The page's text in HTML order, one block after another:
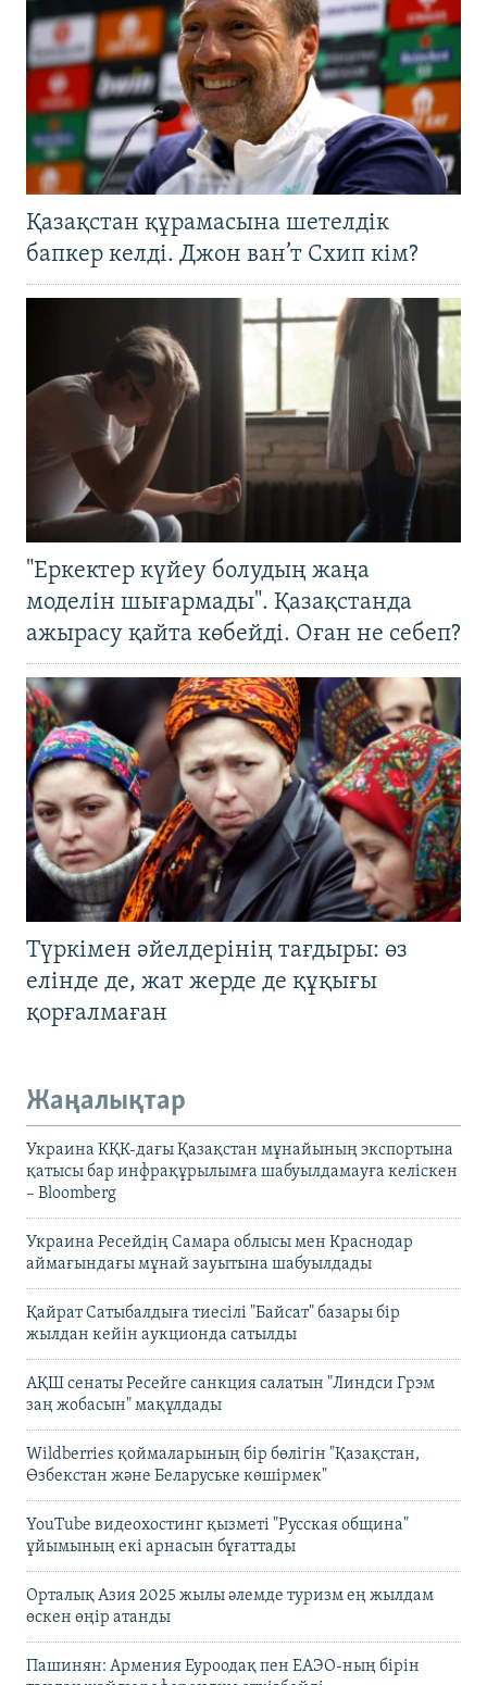
Қазақстан құрамасына шетелдік
бапкер келді. Джон ван’т Схип кім?
"Еркектер күйеу болудың жаңа
моделін шығармады". Қазақстанда
ажырасу қайта көбейді. Оған не себеп?
Түркімен әйелдерінің тағдыры: өз
елінде де, жат жерде де құқығы
қорғалмаған
Жаңалықтар
Украина КҚК-дағы Қазақстан мұнайының экспортына
қатысы бар инфрақұрылымға шабуылдамауға келіскен
– Bloomberg
Украина Ресейдің Самара облысы мен Краснодар
аймағындағы мұнай зауытына шабуылдады
Қайрат Сатыбалдыға тиесілі "Байсат" базары бір
жылдан кейін аукционда сатылды
АҚШ сенаты Ресейге санкция салатын "Линдси Грэм
заң жобасын" мақұлдады
Wildberries қоймаларының бір бөлігін "Қазақстан,
Өзбекстан және Беларуське көшірмек"
YouTube видеохостинг қызметі "Русская община"
ұйымының екі арнасын бұғаттады
Орталық Азия 2025 жылы әлемде туризм ең жылдам
өскен өңір атанды
Пашинян: Армения Еуроодақ пен ЕАЭО-ның бірін